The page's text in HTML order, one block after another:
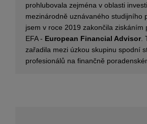
prohlubovala zejména v oblasti
mezinárodně uznávaného studijního
jsem v roce 2019 zakončila ziskáním
EFA - European Financial Advisor.
zařadila mezi úzkou skupinu spodní
profesionálů na finančně